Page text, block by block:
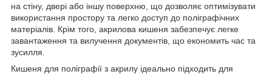
на стіну, двері або іншу поверхню, що дозволяє оптимізувати
використання простору та легко доступ до поліграфічних
матеріалів. Крім того, акрилова кишеня забезпечує легке
завантаження та вилучення документів, що економить час та
зусилля.
Кишеня для поліграфії з акрилу ідеально підходить для